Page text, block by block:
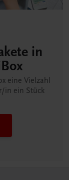
in
eine Vielzahl
in ein Stück